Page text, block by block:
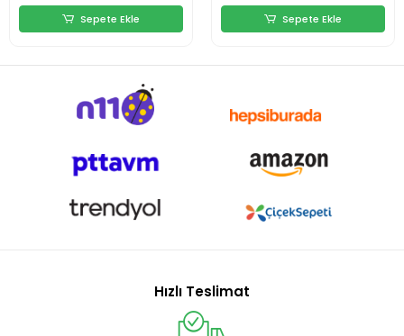
Sepete Ekle Sepete Ekle
Hızlı Teslimat